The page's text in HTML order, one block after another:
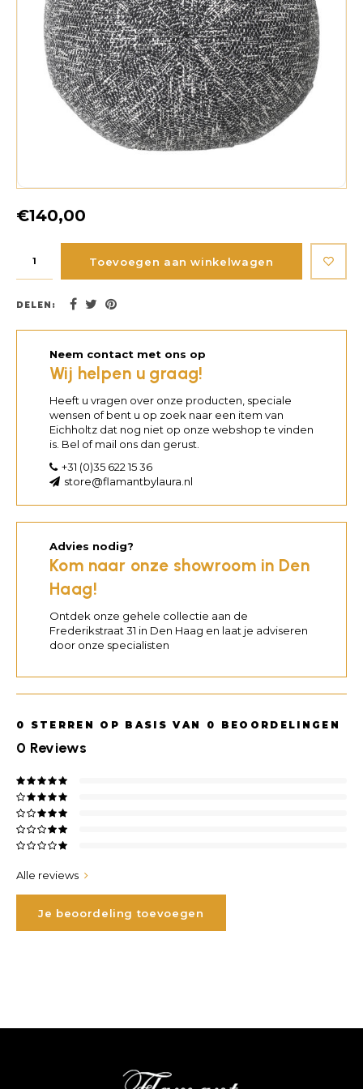
€140,00
Toevoegen aan winkelwagen
DELEN:
Neem contact met ons op
Wij helpen u graag!
Heeft u vragen over onze producten, speciale
wensen of bent u op zoek naar een item van
Eichholtz dat nog niet op onze webshop te vinden
is. Bel of mail ons dan gerust.
+31 (0)35 622 15 36
store@flamantbylaura.nl
Advies nodig?
Kom naar onze showroom in Den
Haag!
Ontdek onze gehele collectie aan de
Frederikstraat 31 in Den Haag en laat je adviseren
door onze specialisten
0 STERREN OP BASIS VAN 0 BEOORDELINGEN
0 Reviews
Alle reviews
Je beoordeling toevoegen